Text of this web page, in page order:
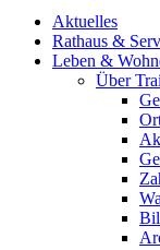
Aktuelles
Rathaus &
Leben &
Über